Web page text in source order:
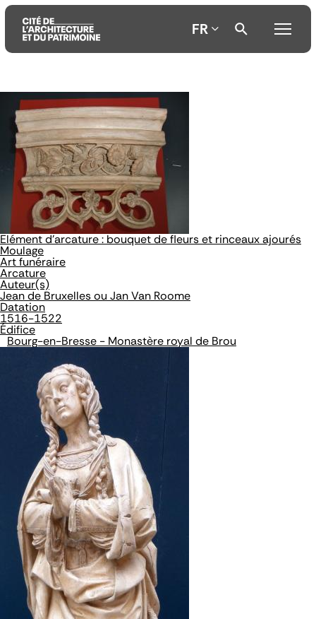
Aller
au
contenu
principal
Aller
au
menu
principal
Aller
recherche
FR
Elément d'arcature : bouquet de fleurs et rinceaux ajourés
Moulage
Art funéraire
Arcature
Auteur(s)
Jean de Bruxelles ou Jan Van Roome
Datation
1516-1522
Édifice
Bourg-en-Bresse - Monastère royal de Brou